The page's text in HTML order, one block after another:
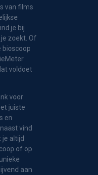
van films
je bij
zoekt. Of
bioscoop
voldoet
voor
juiste
en
vind
altijd
of op
aan